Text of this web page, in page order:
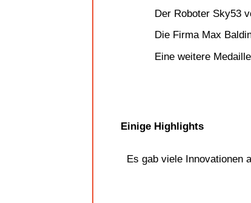
Der Roboter Sky53
Die Firma Max
Eine weitere
Einige Highlights
Es gab viele Innovationen